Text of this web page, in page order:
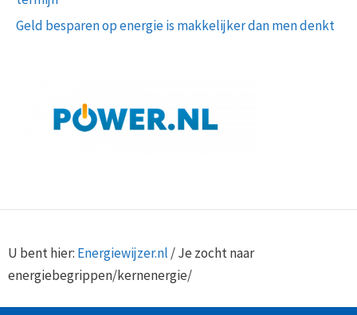
Geld besparen op energie is makkelijker dan men denkt
U bent hier: Energiewijzer.nl /Je zocht naar
energiebegrippen/kernenergie/